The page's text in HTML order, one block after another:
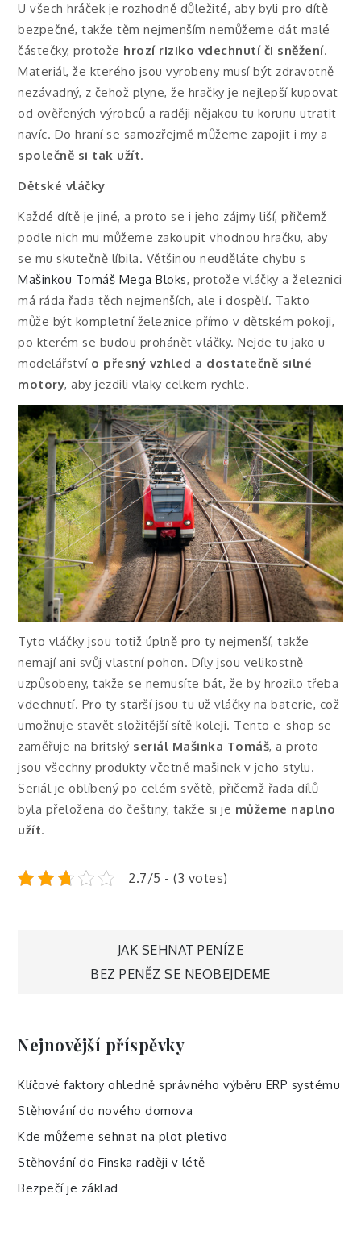
U všech hráček je rozhodně důležité, aby byli pro dítě
bezpečné, takže těm nejmenším nemůžeme dát malé
částečky, protože hrozí riziko vdechnutí či sněžení.
Materiál, že kterého jsou vyrobeny musí být zdravotně
nezávadný, z čehož plyne, že hračky je nejlepší kupovat
od ověřených výrobců a raději nějakou tu korunu utratit
navíc. Do hraní se samozřejmě můžeme zapojit i my a
společně si tak užít.
Dětské vláčky
Každé dítě je jiné, a proto se i jeho zájmy liší, přičemž
podle nich mu můžeme zakoupit vhodnou hračku, aby
se mu skutečně líbila. Většinou neuděláte chybu s
Mašinkou Tomáš Mega Bloks, protože vláčky a železnici
má ráda řada těch nejmenších, ale i dospělí. Takto
může být kompletní železnice přímo v dětském pokoji,
po kterém se budou prohánět vláčky. Nejde tu jako u
modelářství o přesný vzhled a dostatečně silné
motory, aby jezdili vlaky celkem rychle.
Tyto vláčky jsou totiž úplně pro ty nejmenší, takže
nemají ani svůj vlastní pohon. Díly jsou velikostně
uzpůsobeny, takže se nemusíte bát, že by hrozilo třeba
vdechnutí. Pro ty starší jsou tu už vláčky na baterie, což
umožnuje stavět složitější sítě koleji. Tento e-shop se
zaměřuje na britský seriál Mašinka Tomáš, a proto
jsou všechny produkty včetně mašinek v jeho stylu.
Seriál je oblíbený po celém světě, přičemž řada dílů
byla přeložena do češtiny, takže si je můžeme naplno
užít.
2.7/5 - (3 votes)
Navigace
příspěvek
JAK SEHNAT PENÍZE
BEZ PENĚZ SE NEOBEJDEME
Nejnovější příspěvky
Klíčové faktory ohledně správného výběru ERP systému
Stěhování do nového domova
Kde můžeme sehnat na plot pletivo
Stěhování do Finska raději v létě
Bezpečí je základ